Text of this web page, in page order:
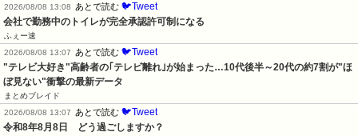
2026/08/08 13:08
あとで読む 🐦Tweet
会社で勤務中のトイレが完全承認許可制になる
ふぇー速
2026/08/08 13:07
あとで読む 🐦Tweet
"テレビ大好き"高齢者の｢テレビ離れ｣が始まった…10代後半～20代の約7割が"ほ
ぼ見ない"衝撃の最新データ
まとめブレイド
2026/08/08 13:07
あとで読む 🐦Tweet
令和8年8月8日　どう過ごしますか？